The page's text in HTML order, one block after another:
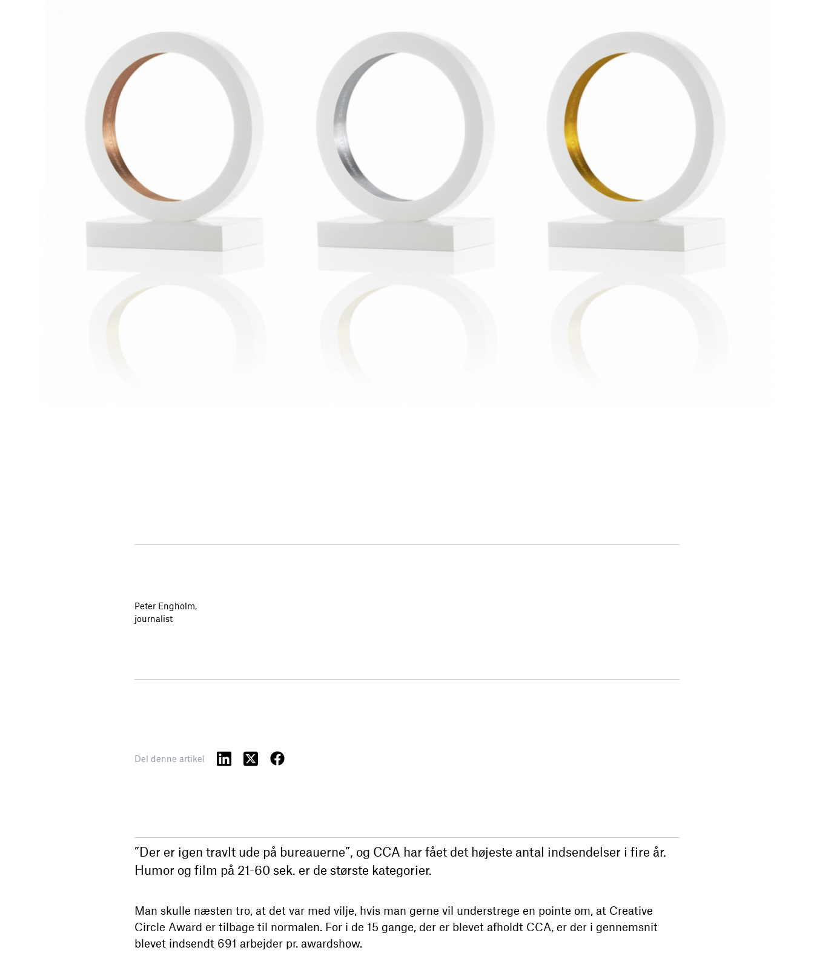
Peter Engholm,
journalist
Del denne artikel
”Der er igen travlt ude på bureauerne”, og CCA har fået det højeste antal indsendelser i fire år.
Humor og film på 21-60 sek. er de største kategorier.
Man skulle næsten tro, at det var med vilje, hvis man gerne vil understrege en pointe om, at Creative
Circle Award er tilbage til normalen. For i de 15 gange, der er blevet afholdt CCA, er der i gennemsnit
blevet indsendt 691 arbejder pr. awardshow.